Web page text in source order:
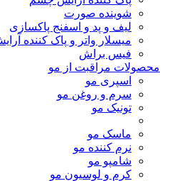
شوینده صورت
لیف و پد و اسفنج پاکسازی
میسلار واتر و پاک کننده
فیس براش
محصولات مراقبت از مو
اسپری مو
سرم و روغن مو
تونیک مو
ماسک مو
نرم کننده مو
شامپو مو
کرم و لوسیون مو